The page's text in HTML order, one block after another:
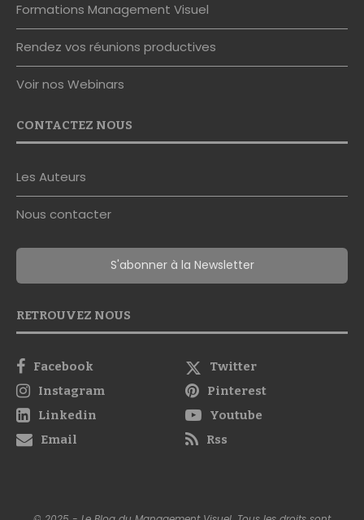
Formations Management Visuel
Rendez vos réunions productives
Voir nos Webinars
CONTACTEZ NOUS
Les Auteurs
Nous contacter
S'abonner à la Newsletter
RETROUVEZ NOUS
Facebook
Twitter
Instagram
Pinterest
Linkedin
Youtube
Email
Rss